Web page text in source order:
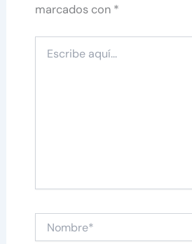
marcados con *
aquí...